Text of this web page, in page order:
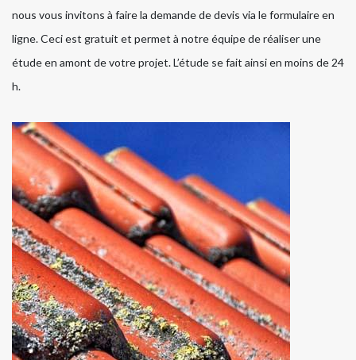
nous vous invitons à faire la demande de devis via le formulaire en
ligne. Ceci est gratuit et permet à notre équipe de réaliser une
étude en amont de votre projet. L’étude se fait ainsi en moins de 24
h.